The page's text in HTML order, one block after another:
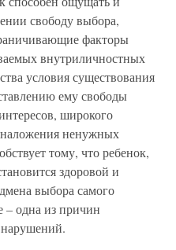
свободу выбора,
факторы
внутриличностных
условия существования
ему свободы
широкого
наложения ненужных
тому, что ребенок,
здоровой и
выбора самого
– одна из причин